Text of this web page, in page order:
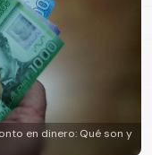
en dinero: Qué son y